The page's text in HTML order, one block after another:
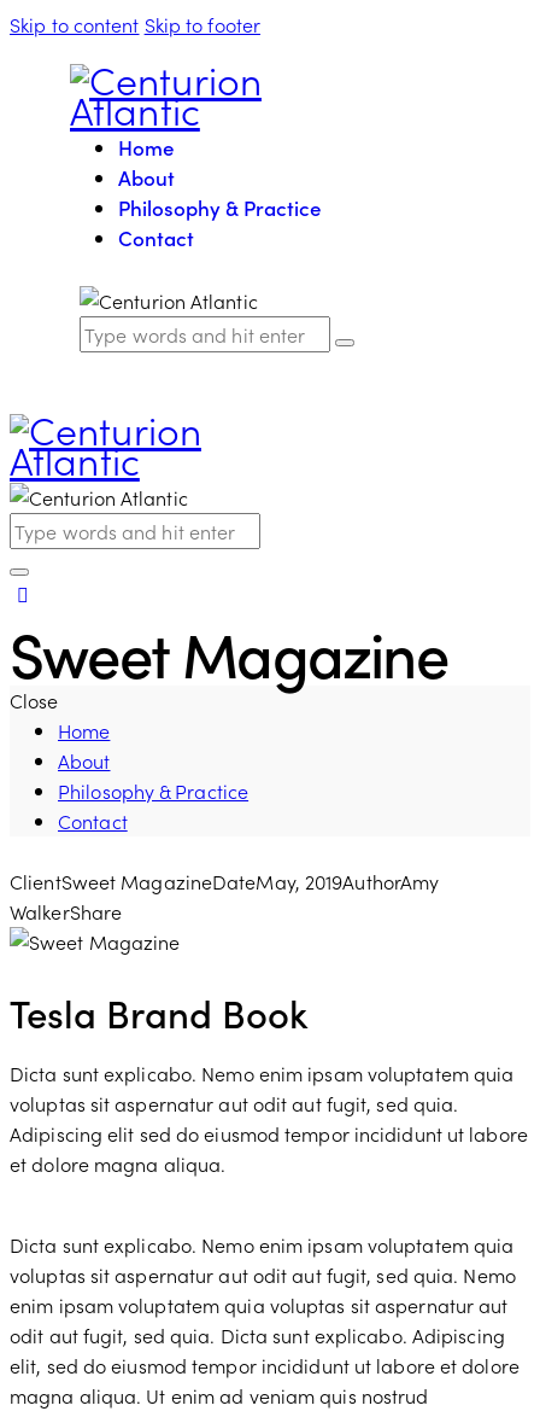
Skip to content Skip to footer
Home
About
Philosophy & Practice
Contact
Sweet Magazine
Close
Home
About
Philosophy & Practice
Contact
ClientSweet MagazineDateMay, 2019AuthorAmy
WalkerShare
Tesla Brand Book
Dicta sunt explicabo. Nemo enim ipsam voluptatem quia
voluptas sit aspernatur aut odit aut fugit, sed quia.
Adipiscing elit sed do eiusmod tempor incididunt ut labore
et dolore magna aliqua.
Dicta sunt explicabo. Nemo enim ipsam voluptatem quia
voluptas sit aspernatur aut odit aut fugit, sed quia. Nemo
enim ipsam voluptatem quia voluptas sit aspernatur aut
odit aut fugit, sed quia. Dicta sunt explicabo. Adipiscing
elit, sed do eiusmod tempor incididunt ut labore et dolore
magna aliqua. Ut enim ad veniam quis nostrud